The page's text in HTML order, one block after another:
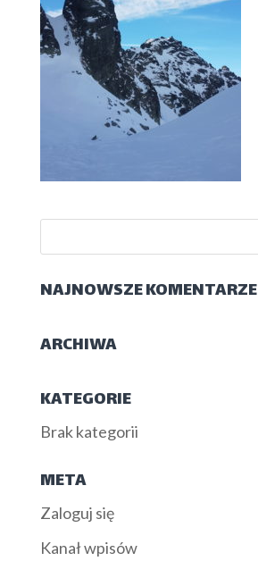
NAJNOWSZE KOMENTARZE
ARCHIWA
KATEGORIE
Brak kategorii
META
Zaloguj się
Kanał wpisów